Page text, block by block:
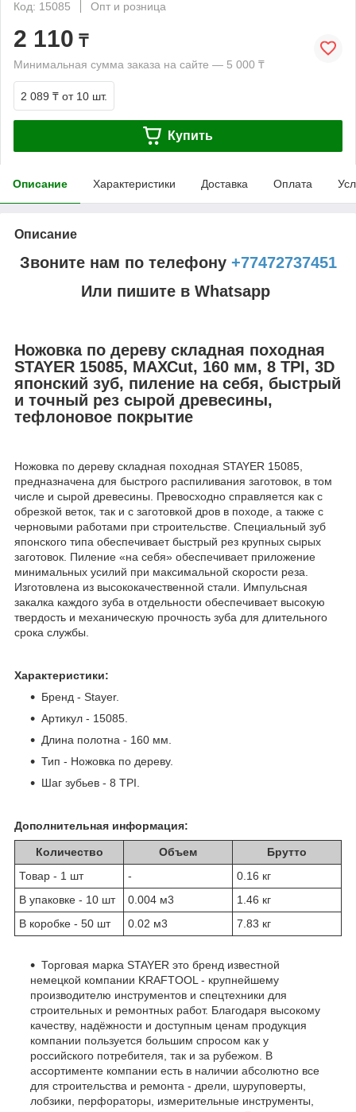
Код: 15085
Опт и розница
2 110 ₸
Минимальная сумма заказа на сайте — 5 000 ₸
2 089 ₸ от 10 шт.
Купить
Описание Характеристики Доставка Оплата
Описание
Звоните нам по телефону +77472737451
Или пишите в Whatsapp
Ножовка по дереву складная походная
STAYER 15085, МАХСut, 160 мм, 8 TPI, 3D
японский зуб, пиление на себя, быстрый
и точный рез сырой древесины,
тефлоновое покрытие
Ножовка по дереву складная походная STAYER 15085,
предназначена для быстрого распиливания заготовок, в том
числе и сырой древесины. Превосходно справляется как с
обрезкой веток, так и с заготовкой дров в походе, а также с
черновыми работами при строительстве. Специальный зуб
японского типа обеспечивает быстрый рез крупных сырых
заготовок. Пиление «на себя» обеспечивает приложение
минимальных усилий при максимальной скорости реза.
Изготовлена из высококачественной стали. Импульсная
закалка каждого зуба в отдельности обеспечивает высокую
твердость и механическую прочность зуба для длительного
срока службы.
Характеристики:
Бренд - Stayer.
Артикул - 15085.
Длина полотна - 160 мм.
Тип - Ножовка по дереву.
Шаг зубьев - 8 TPI.
Дополнительная информация:
Количество Объем
Брутто
Товар - 1 шт
-
0.16 кг
В упаковке - 10 шт
0.004 м3
1.46 кг
В коробке - 50 шт
0.02 м3 7.83 кг
Торговая марка STAYER это бренд известной
немецкой компании KRAFTOOL - крупнейшему
производителю инструментов и спецтехники для
строительных и ремонтных работ. Благодаря высокому
качеству, надёжности и доступным ценам продукция
компании пользуется большим спросом как у
российского потребителя, так и за рубежом. В
ассортименте компании есть в наличии абсолютно все
для строительства и ремонта - дрели, шуруповерты,
лобзики, перфораторы, измерительные инструменты,